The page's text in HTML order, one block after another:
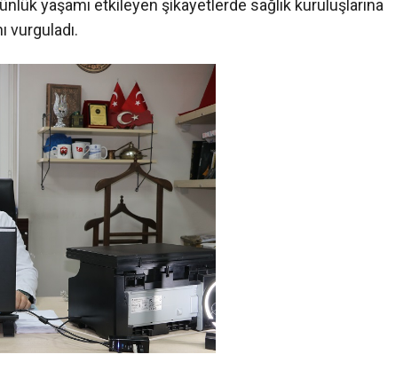
yaşamı etkileyen şikayetlerde sağlık kuruluşlarına
vurguladı.